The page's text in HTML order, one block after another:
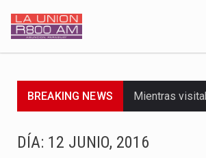
BREAKING NEWS
DÍA: 12 JUNIO, 2016